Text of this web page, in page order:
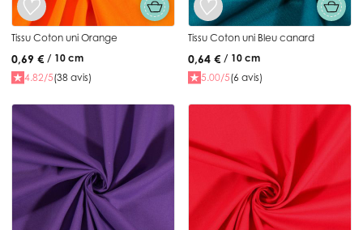
Tissu Coton uni Orange
0,69 € / 10 cm
4.82/5(38 avis)
Tissu Coton uni Bleu canard
0,64 € / 10 cm
5.00/5(6 avis)